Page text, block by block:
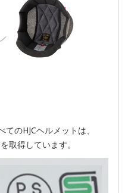
のHJCヘルメットは、
取得しています。